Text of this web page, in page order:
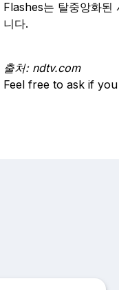
Flashes는 탈중앙화된
니다.
출처: ndtv.com
Feel free to ask if